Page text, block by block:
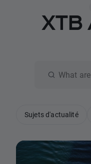
XTB
Sujets d'actualité